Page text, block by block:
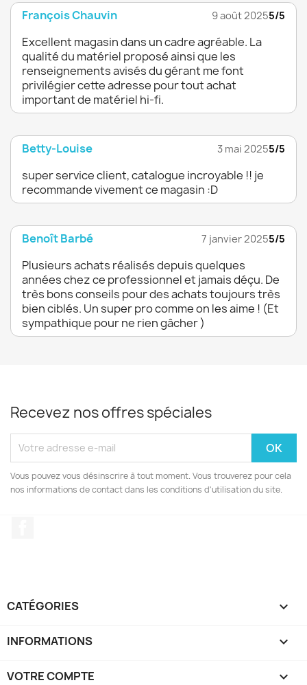
François Chauvin 9 août 20255/5
Excellent magasin dans un cadre agréable. La
qualité du matériel proposé ainsi que les
renseignements avisés du gérant me font
privilégier cette adresse pour tout achat
important de matériel hi-fi.
Betty-Louise 3 mai 20255/5
super service client, catalogue incroyable !! je
recommande vivement ce magasin :D
Benoît Barbé 7 janvier 20255/5
Plusieurs achats réalisés depuis quelques
années chez ce professionnel et jamais déçu. De
très bons conseils pour des achats toujours très
bien ciblés. Un super pro comme on les aime ! (Et
sympathique pour ne rien gâcher )
Recevez nos offres spéciales
Vous pouvez vous désinscrire à tout moment. Vous trouverez pour cela
nos informations de contact dans les conditions d'utilisation du site.
CATÉGORIES 
INFORMATIONS 
VOTRE COMPTE 